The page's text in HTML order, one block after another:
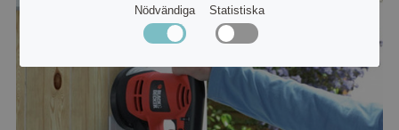
Nödvändiga Statistiska